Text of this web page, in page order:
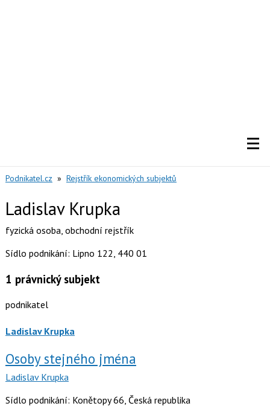
Podnikatel.cz » Rejstřík ekonomických subjektů
Ladislav Krupka
fyzická osoba, obchodní rejstřík
Sídlo podnikání: Lipno 122, 440 01
1 právnický subjekt
podnikatel
Ladislav Krupka
Osoby stejného jména
Ladislav Krupka
Sídlo podnikání: Konětopy 66, Česká republika